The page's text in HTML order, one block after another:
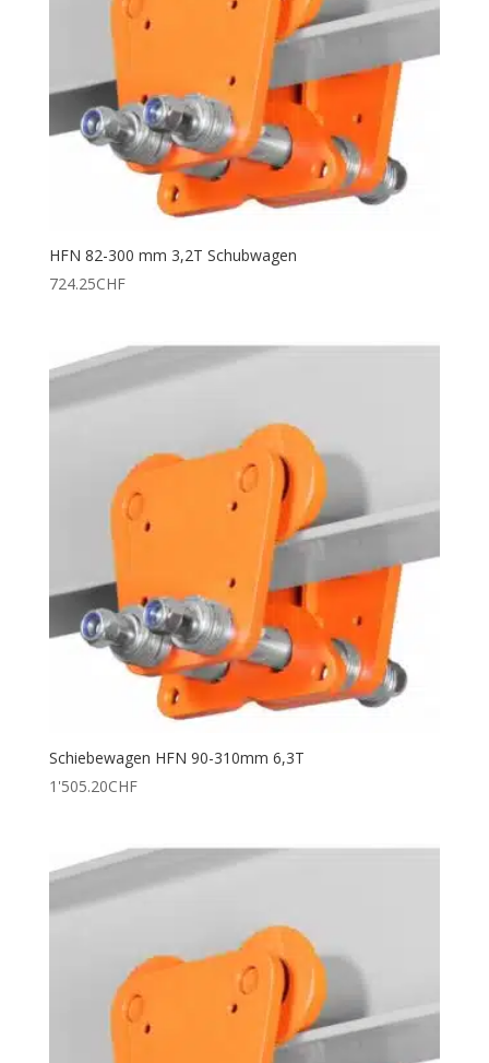
HFN 82-300 mm 3,2T Schubwagen
724.25CHF
Schiebewagen HFN 90-310mm 6,3T
1'505.20CHF